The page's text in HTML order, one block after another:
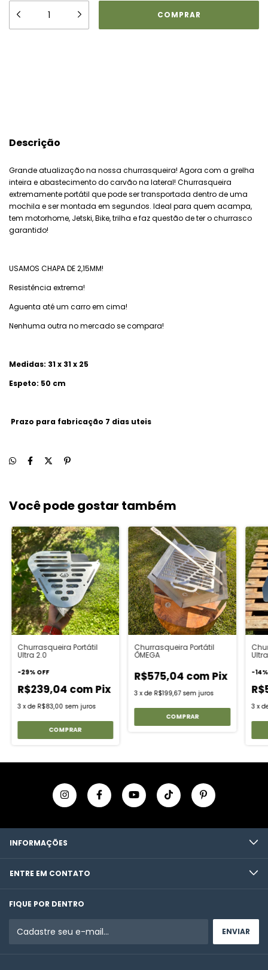
Descrição
Grande atualização na nossa churrasqueira! Agora com a grelha
inteira e abastecimento do carvão na lateral! Churrasqueira
extremamente portátil que pode ser transportada dentro de uma
mochila e ser montada em segundos. Ideal para quem acampa,
tem motorhome, Jetski, Bike, trilha e faz questão de ter o churrasco
garantido!
USAMOS CHAPA DE 2,15MM!
Resistência extrema!
Aguenta até um carro em cima!
Nenhuma outra no mercado se compara!
Medidas: 31 x 31 x 25
Espeto: 50 cm
Prazo para fabricação 7 dias uteis
Você pode gostar também
Churrasqueira Portátil
Ultra 2.0
-29% OFF
R$239,04 com Pix
3 xde R$83,00 sem juros
COMPRAR
Churrasqueira Portátil
ÔMEGA
R$575,04 com Pix
3 xde R$199,67 sem juros
-14
3 x
INFORMAÇÕES
ENTRE EM CONTATO
FIQUE POR DENTRO